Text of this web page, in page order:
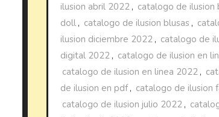
ilusion abril 2022 , catalogo de ilusion
doll , catalogo de ilusion blusas ,
ilusion diciembre 2022 , catalogo de
digital 2022 , catalogo de ilusion en
catalogo de ilusion en linea 2022 ,
de ilusion en pdf, catalogo de ilusion
catalogo de ilusion julio 2022 ,